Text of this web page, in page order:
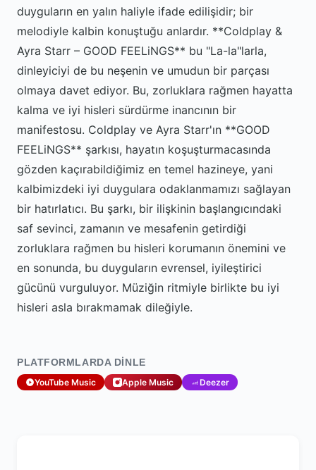
duyguların en yalın haliyle ifade edilişidir; bir
melodiyle kalbin konuştuğu anlardır. **Coldplay &
Ayra Starr – GOOD FEELiNGS** bu "La-la"larla,
dinleyiciyi de bu neşenin ve umudun bir parçası
olmaya davet ediyor. Bu, zorluklara rağmen hayatta
kalma ve iyi hisleri sürdürme inancının bir
manifestosu. Coldplay ve Ayra Starr'ın **GOOD
FEELiNGS** şarkısı, hayatın koşuşturmacasında
gözden kaçırabildiğimiz en temel hazineye, yani
kalbimizdeki iyi duygulara odaklanmamızı sağlayan
bir hatırlatıcı. Bu şarkı, bir ilişkinin başlangıcındaki
saf sevinci, zamanın ve mesafenin getirdiği
zorluklara rağmen bu hisleri korumanın önemini ve
en sonunda, bu duyguların evrensel, iyileştirici
gücünü vurguluyor. Müziğin ritmiyle birlikte bu iyi
hisleri asla bırakmamak dileğiyle.
PLATFORMLARDA DINLE
YouTube Music Apple Music Deezer